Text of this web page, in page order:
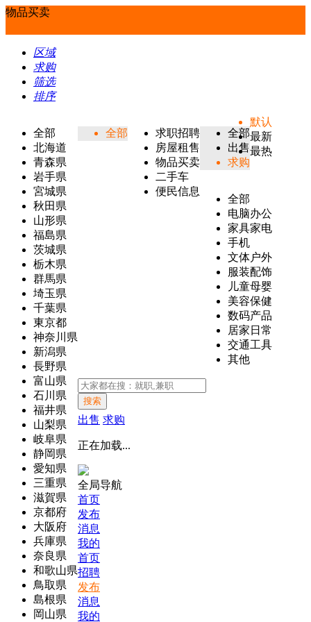
物品买卖
区域
求购
筛选
排序
全部
北海道
青森県
岩手県
宮城県
秋田県
山形県
福島県
茨城県
栃木県
群馬県
埼玉県
千葉県
東京都
神奈川県
新潟県
長野県
富山県
石川県
福井県
山梨県
岐阜県
静岡県
愛知県
三重県
滋賀県
京都府
大阪府
兵庫県
奈良県
和歌山県
鳥取県
島根県
岡山県
全部
求职招聘
房屋租售
物品买卖
二手车
便民信息
全部
出售
求购
全部
电脑办公
家具家电
手机
文体户外
服装配饰
儿童母婴
美容保健
数码产品
居家日常
交通工具
其他
默认
最新
最热
搜索
出售 求购
正在加载...
全局导航
首页
发布
消息
我的
首页
招聘
发布
消息
我的